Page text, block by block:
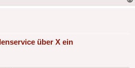
über X ein